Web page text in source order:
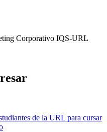
Corporativo IQS-URL
de la URL para cursar